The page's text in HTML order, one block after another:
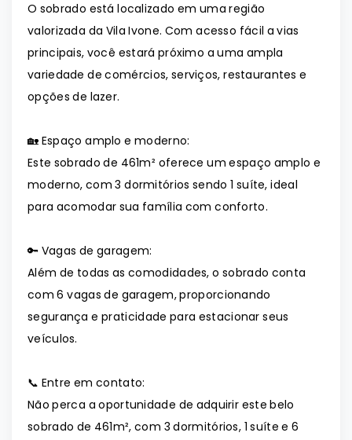
O sobrado está localizado em uma região
valorizada da Vila Ivone. Com acesso fácil a vias
principais, você estará próximo a uma ampla
variedade de comércios, serviços, restaurantes e
opções de lazer.
🏡 Espaço amplo e moderno:
Este sobrado de 461m² oferece um espaço amplo e
moderno, com 3 dormitórios sendo 1 suíte, ideal
para acomodar sua família com conforto.
🔑 Vagas de garagem:
Além de todas as comodidades, o sobrado conta
com 6 vagas de garagem, proporcionando
segurança e praticidade para estacionar seus
veículos.
📞 Entre em contato:
Não perca a oportunidade de adquirir este belo
sobrado de 461m², com 3 dormitórios, 1 suíte e 6